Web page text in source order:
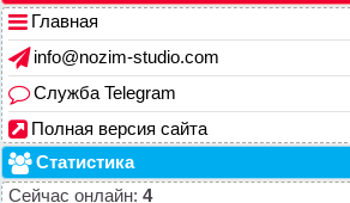
Главная
info@nozim-studio.com
Служба Telegram
Полная версия сайта
Статистика
Сейчас онлайн: 4